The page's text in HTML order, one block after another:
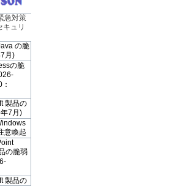
急対策
ュリ
の脆
月)
の脆
製品の
7月)
意喚起
の脆弱
製品の